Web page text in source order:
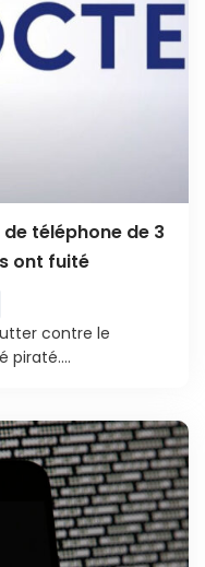
téléphone de 3
ont fuité
contre le
piraté....